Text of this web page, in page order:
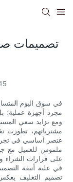
تصميمات
في سوق اليوم
مجرد أجهزة عملية؛
ومع تزايد سعي
مشترياتهم، تطورت
عنصر أساسي في تجربة
ملموس للعميل مع
على قرارات الشراء
في علبة أنيقة
تصميم التغليف يعكس